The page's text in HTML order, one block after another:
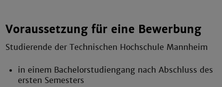
Voraussetzung für eine Bewerbung
Studierende der Technischen Hochschule Mannheim
in einem Bachelorstudiengang nach Abschluss des
ersten Semesters